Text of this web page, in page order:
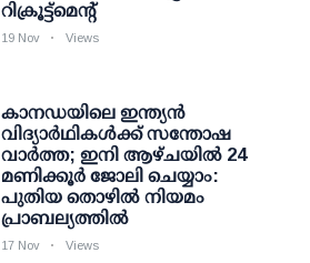
റിക്രൂട്ട്മെന്റ്
19 Nov Views
കാനഡയിലെ ഇന്ത്യന്‍
വിദ്യാര്‍ഥികള്‍ക്ക് സന്തോഷ
വാര്‍ത്ത; ഇനി ആഴ്ചയില്‍ 24
മണിക്കൂര്‍ ജോലി ചെയ്യാം:
പുതിയ തൊഴില്‍ നിയമം
പ്രാബല്യത്തില്‍
17 Nov Views